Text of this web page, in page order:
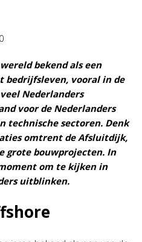
bekend als een
bedrijfsleven, vooral in de
Nederlanders
voor de Nederlanders
technische sectoren. Denk
omtrent de Afsluitdijk,
grote bouwprojecten. In
om te kijken in
uitblinken.